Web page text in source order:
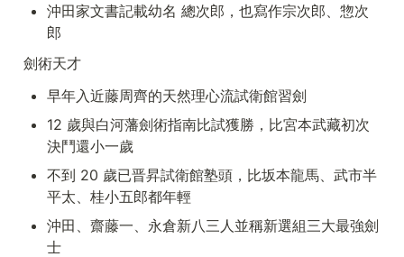
沖田家文書記載幼名 總次郎，也寫作宗次郎、惣次
郎
劍術天才
早年入近藤周齊的天然理心流試衛館習劍
12 歲與白河藩劍術指南比試獲勝，比宮本武藏初次
決鬥還小一歲
不到 20 歲已晋昇試衛館塾頭，比坂本龍馬、武市半
平太、桂小五郎都年輕
沖田、齋藤一、永倉新八三人並稱新選組三大最強劍
士